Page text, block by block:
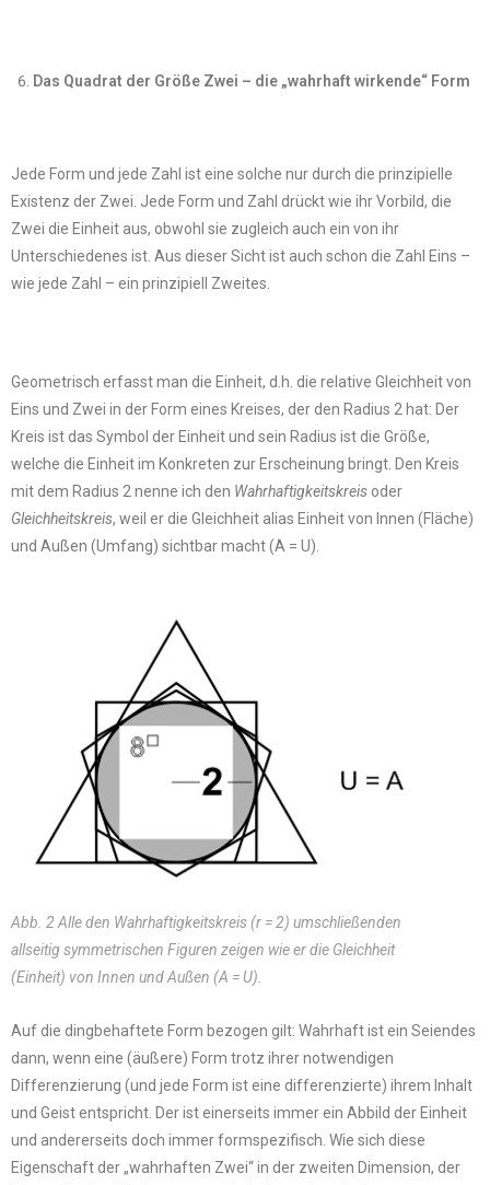
Das Quadrat der Größe Zwei – die „wahrhaft wirkende“ Form
Jede Form und jede Zahl ist eine solche nur durch die prinzipielle
Existenz der Zwei. Jede Form und Zahl drückt wie ihr Vorbild, die
Zwei die Einheit aus, obwohl sie zugleich auch ein von ihr
Unterschiedenes ist. Aus dieser Sicht ist auch schon die Zahl Eins –
wie jede Zahl – ein prinzipiell Zweites.
Geometrisch erfasst man die Einheit, d.h. die relative Gleichheit von
Eins und Zwei in der Form eines Kreises, der den Radius 2 hat: Der
Kreis ist das Symbol der Einheit und sein Radius ist die Größe,
welche die Einheit im Konkreten zur Erscheinung bringt. Den Kreis
mit dem Radius 2 nenne ich den Wahrhaftigkeitskreis oder
Gleichheitskreis, weil er die Gleichheit alias Einheit von Innen (Fläche)
und Außen (Umfang) sichtbar macht (A = U).
Abb. 2 Alle den Wahrhaftigkeitskreis (r = 2) umschließenden
allseitig symmetrischen Figuren zeigen wie er die Gleichheit
(Einheit) von Innen und Außen (A = U).
Auf die dingbehaftete Form bezogen gilt: Wahrhaft ist ein Seiendes
dann, wenn eine (äußere) Form trotz ihrer notwendigen
Differenzierung (und jede Form ist eine differenzierte) ihrem Inhalt
und Geist entspricht. Der ist einerseits immer ein Abbild der Einheit
und andererseits doch immer formspezifisch. Wie sich diese
Eigenschaft der „wahrhaften Zwei“ in der zweiten Dimension, der